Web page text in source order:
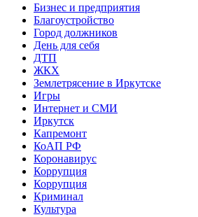
Бизнес и предприятия
Благоустройство
Город должников
День для себя
ДТП
ЖКХ
Землетрясение в Иркутске
Игры
Интернет и СМИ
Иркутск
Капремонт
КоАП РФ
Коронавирус
Коррупция
Коррупция
Криминал
Культура